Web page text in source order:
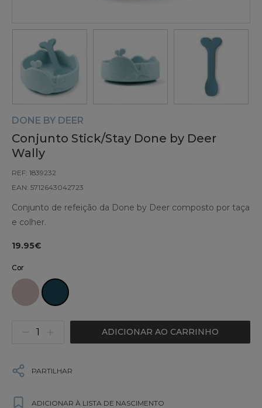
DONE BY DEER
Conjunto Stick/Stay Done by Deer
Wally
REF: 1839232
EAN: 5712643042723
Conjunto de refeição da Done by Deer composto por taça
e colher.
19.95€
Cor
ADICIONAR AO CARRINHO
PARTILHAR
ADICIONAR À LISTA DE NASCIMENTO